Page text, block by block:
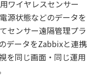
ワイヤレスセンサー
源状態などのデータを
センサー遠隔管理プラ
データをZabbixと連携
を同じ画面・同じ運用